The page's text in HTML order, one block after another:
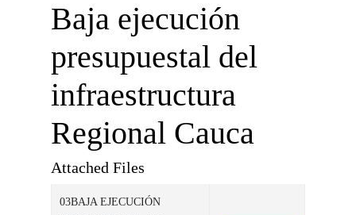
Baja ejecución
presupuestal del
infraestructura
Regional Cauca
Attached Files
03BAJA EJECUCIÓN